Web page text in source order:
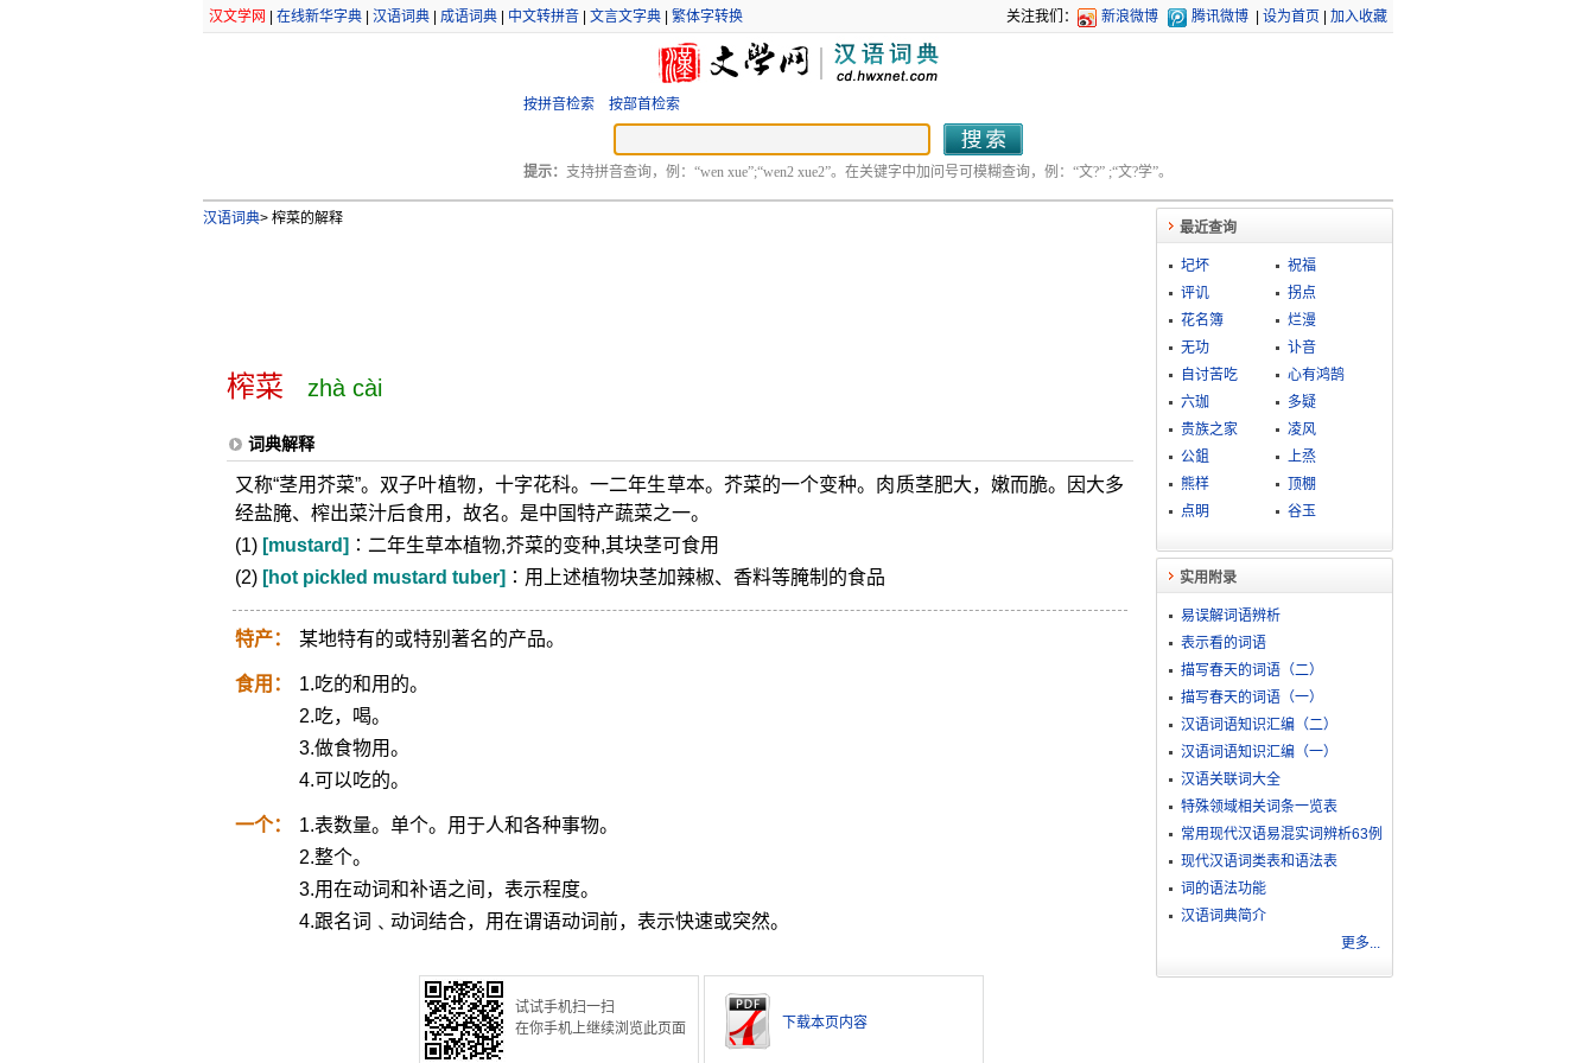
汉文学网 在线新华字典| 汉语词典| 成语词典| 中文转拼音| 文言文字典| 繁体字转换 关注我们： 新浪微博 腾讯微博 设为首页 加入收藏
按拼音检索 按部首检索
提示： 支持拼音查询，例：“wen xue”;“wen2 xue2”。在关键字中加问号可模糊查询，例：“文?” ;“文?学”。
汉语词典>榨菜的解释
榨菜 zhà cài
词典解释
又称“茎用芥菜”。双子叶植物，十字花科。一二年生草本。芥菜的一个变种。肉质茎肥大，嫩而脆。因大多
经盐腌、榨出菜汁后食用，故名。是中国特产蔬菜之一。
(1) [mustard] ∶二年生草本植物,芥菜的变种,其块茎可食用
(2) [hot pickled mustard tuber] ∶用上述植物块茎加辣椒、香料等腌制的食品
特产： 某地特有的或特别著名的产品。
食用：
1.吃的和用的。
2.吃，喝。
3.做食物用。
4.可以吃的。
一个：
1.表数量。单个。用于人和各种事物。
2.整个。
3.用在动词和补语之间，表示程度。
4.跟名词﹑动词结合，用在谓语动词前，表示快速或突然。
试试手机扫一扫
在你手机上继续浏览此页面
下载本页内容
最近查询
圮坏
祝福
评讥
拐点
花名簿
烂漫
无功
讣音
自讨苦吃
心有鸿鹄
六珈
多疑
贵族之家
凌风
公鉏
上烝
熊样
顶棚
点明
谷玉
实用附录
易误解词语辨析
表示看的词语
描写春天的词语（二）
描写春天的词语（一）
汉语词语知识汇编（二）
汉语词语知识汇编（一）
汉语关联词大全
特殊领域相关词条一览表
常用现代汉语易混实词辨析63例
现代汉语词类表和语法表
词的语法功能
汉语词典简介
更多...